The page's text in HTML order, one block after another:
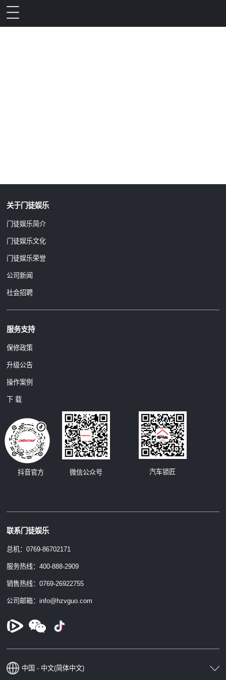
关于门徒娱乐
门徒娱乐简介
门徒娱乐文化
门徒娱乐荣誉
公司新闻
社会招聘
服务支持
保修政策
升级公告
操作案例
下 载
微信公众号
抖音官方 汽车锁匠
联系门徒娱乐
总机：0769-86702171
服务热线：400-888-2909
销售热线：0769-26922755
公司邮箱：info@hzvguo.com
中国 - 中文(简体中文)